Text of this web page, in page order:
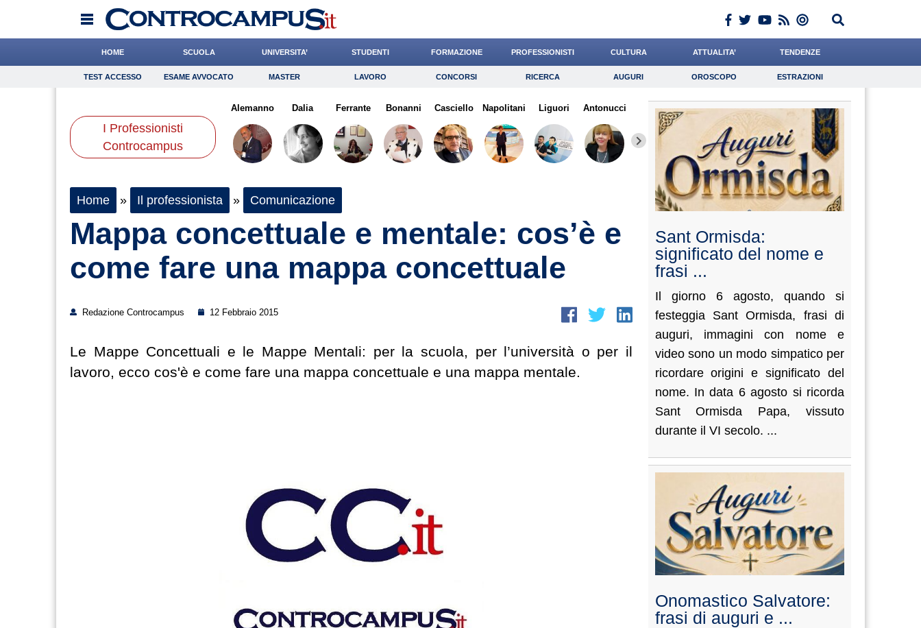
HOME SCUOLA UNIVERSITA’ STUDENTI FORMAZIONE PROFESSIONISTI CULTURA ATTUALITA’ TENDENZE
TEST ACCESSO Esame Avvocato Master Lavoro Concorsi Ricerca Auguri Oroscopo Estrazioni
Consigli Risparmio Diritto Economia Giornalista Lavoro Psicologia
Scienze
TEST ACCESSO ESAME AVVOCATO MASTER LAVORO CONCORSI RICERCA AUGURI OROSCOPO ESTRAZIONI
I Professionisti
Controcampus
Alemanno Dalia Ferrante Bonanni Casciello Napolitani Liguori Antonucci Crepet Paleari Cacciatore Rossetto
Home » Il professionista » Comunicazione
Mappa concettuale e mentale: cos’è e
come fare una mappa concettuale
Redazione Controcampus 12 Febbraio 2015
Le Mappe Concettuali e le Mappe Mentali: per la scuola, per l’università o per il
lavoro, ecco cos'è e come fare una mappa concettuale e una mappa mentale.
Sant Ormisda:
significato del nome e
frasi ...
Il giorno 6 agosto, quando si
festeggia Sant Ormisda, frasi di
auguri, immagini con nome e
video sono un modo simpatico per
ricordare origini e significato del
nome. In data 6 agosto si ricorda
Sant Ormisda Papa, vissuto
durante il VI secolo. ...
Onomastico Salvatore:
frasi di auguri e ...